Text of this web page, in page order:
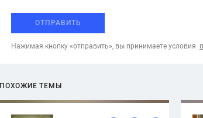
ОТПРАВИТЬ
Нажимая кнопку «отправить», вы принимаете условия
ПОХОЖИЕ ТЕМЫ